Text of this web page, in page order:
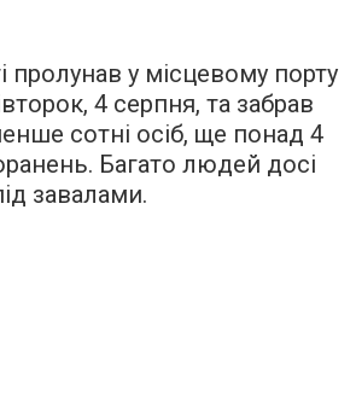
пролунав у місцевому порту
4 серпня, та забрав
сотні осіб, ще понад 4
Багато людей досі
завалами.